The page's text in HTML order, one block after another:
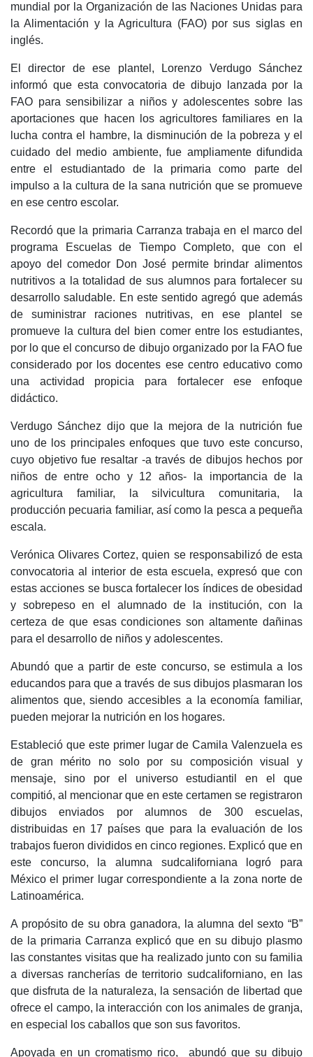
mundial por la Organización de las Naciones Unidas para
la Alimentación y la Agricultura (FAO) por sus siglas en
inglés.
El director de ese plantel, Lorenzo Verdugo Sánchez
informó que esta convocatoria de dibujo lanzada por la
FAO para sensibilizar a niños y adolescentes sobre las
aportaciones que hacen los agricultores familiares en la
lucha contra el hambre, la disminución de la pobreza y el
cuidado del medio ambiente, fue ampliamente difundida
entre el estudiantado de la primaria como parte del
impulso a la cultura de la sana nutrición que se promueve
en ese centro escolar.
Recordó que la primaria Carranza trabaja en el marco del
programa Escuelas de Tiempo Completo, que con el
apoyo del comedor Don José permite brindar alimentos
nutritivos a la totalidad de sus alumnos para fortalecer su
desarrollo saludable. En este sentido agregó que además
de suministrar raciones nutritivas, en ese plantel se
promueve la cultura del bien comer entre los estudiantes,
por lo que el concurso de dibujo organizado por la FAO fue
considerado por los docentes ese centro educativo como
una actividad propicia para fortalecer ese enfoque
didáctico.
Verdugo Sánchez dijo que la mejora de la nutrición fue
uno de los principales enfoques que tuvo este concurso,
cuyo objetivo fue resaltar -a través de dibujos hechos por
niños de entre ocho y 12 años- la importancia de la
agricultura familiar, la silvicultura comunitaria, la
producción pecuaria familiar, así como la pesca a pequeña
escala.
Verónica Olivares Cortez, quien se responsabilizó de esta
convocatoria al interior de esta escuela, expresó que con
estas acciones se busca fortalecer los índices de obesidad
y sobrepeso en el alumnado de la institución, con la
certeza de que esas condiciones son altamente dañinas
para el desarrollo de niños y adolescentes.
Abundó que a partir de este concurso, se estimula a los
educandos para que a través de sus dibujos plasmaran los
alimentos que, siendo accesibles a la economía familiar,
pueden mejorar la nutrición en los hogares.
Estableció que este primer lugar de Camila Valenzuela es
de gran mérito no solo por su composición visual y
mensaje, sino por el universo estudiantil en el que
compitió, al mencionar que en este certamen se registraron
dibujos enviados por alumnos de 300 escuelas,
distribuidas en 17 países que para la evaluación de los
trabajos fueron divididos en cinco regiones. Explicó que en
este concurso, la alumna sudcaliforniana logró para
México el primer lugar correspondiente a la zona norte de
Latinoamérica.
A propósito de su obra ganadora, la alumna del sexto “B”
de la primaria Carranza explicó que en su dibujo plasmo
las constantes visitas que ha realizado junto con su familia
a diversas rancherías de territorio sudcaliforniano, en las
que disfruta de la naturaleza, la sensación de libertad que
ofrece el campo, la interacción con los animales de granja,
en especial los caballos que son sus favoritos.
Apoyada en un cromatismo rico, abundó que su dibujo